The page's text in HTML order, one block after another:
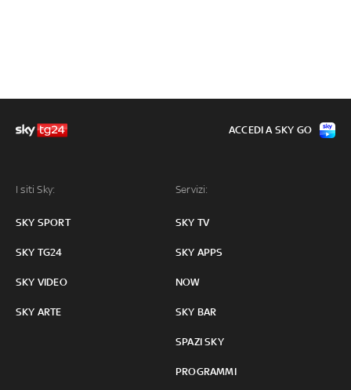
I siti Sky:
SKY SPORT
SKY TG24
SKY VIDEO
SKY ARTE
Servizi:
SKY TV
SKY APPS
NOW
SKY BAR
SPAZI SKY
PROGRAMMI
ACCEDI A SKY GO